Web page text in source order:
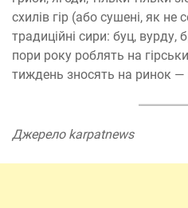
схилів гір (або сушені, як
традиційні сири: буц, вурду,
пори року роблять на
тиждень зносять на ринок —
Джерело karpatnews